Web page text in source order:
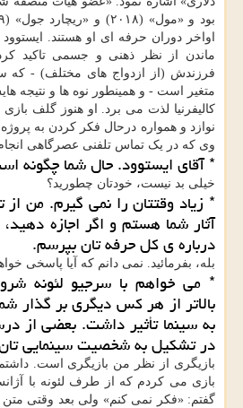
اواخر دوران حرفه ای او هستند.
متغیر است - و همینطور نوه ها و نتیجه
کالیفرنیا لذت می برد. او هنوز گلف
نوازد و همواره درحال فکر کردن به
وی که در یک تماس تلفنی عصرگاهی
* آقای ایستوود. حال شما چگونه
خیلی بد نیست، خودتان چطورید؟
* زیاد وقتتان را نمی گیرم. من
آثار شما هستم و اگر اجازه
درباره ی کل حرفه تان بپرسم.
بله، بفرمائید. نمی دانم که آیا پاسخی
* می خواهم با سرجیو لئونه
بالاتر از هر کس دیگری بر گذار
به سینما تأثیر داشت. بعضی از
در تشکیل به شخصیت سینمایی تان
بازیگری از نظر من بازیگری است.
بازی می کردم که از طرف لئونه با
گفتم: «فکر نمی کنم» ولی بعد وقتی متن